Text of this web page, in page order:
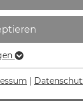
IN DEN
Lieferzeit
Funktionen der